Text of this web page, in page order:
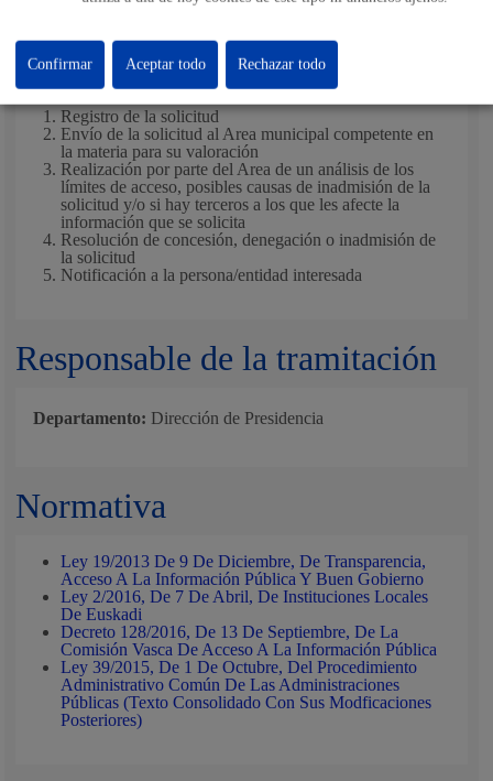
Pasos del procedimiento
Registro de la solicitud
Envío de la solicitud al Area municipal competente en
la materia para su valoración
Realización por parte del Area de un análisis de los
límites de acceso, posibles causas de inadmisión de la
solicitud y/o si hay terceros a los que les afecte la
información que se solicita
Resolución de concesión, denegación o inadmisión de
la solicitud
Notificación a la persona/entidad interesada
Responsable de la tramitación
Departamento: Dirección de Presidencia
Normativa
Ley 19/2013 De 9 De Diciembre, De Transparencia,
Acceso A La Información Pública Y Buen Gobierno
Ley 2/2016, De 7 De Abril, De Instituciones Locales
De Euskadi
Decreto 128/2016, De 13 De Septiembre, De La
Comisión Vasca De Acceso A La Información Pública
Ley 39/2015, De 1 De Octubre, Del Procedimiento
Administrativo Común De Las Administraciones
Públicas (Texto Consolidado Con Sus Modficaciones
Posteriores)
Rechazar todo
Confirmar Aceptar todo